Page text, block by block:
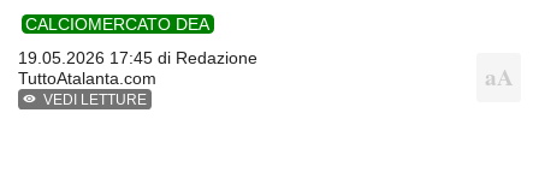
CALCIOMERCATO DEA
19.05.2026 17:45 di Redazione
TuttoAtalanta.com
VEDI LETTURE